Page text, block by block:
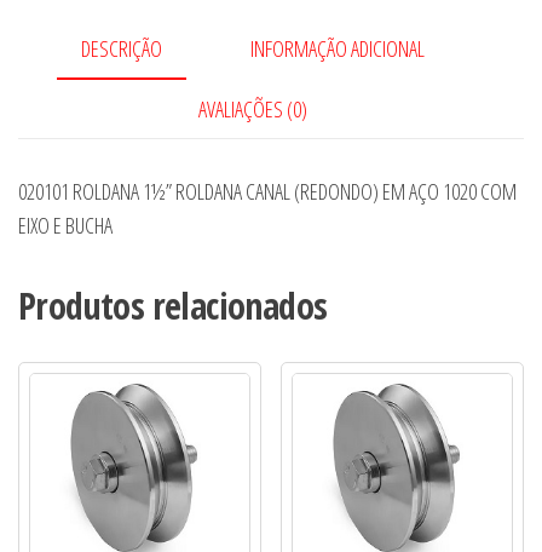
AÇO
1020
BUCHA
quantidade
DESCRIÇÃO INFORMAÇÃO ADICIONAL
AVALIAÇÕES (0)
020101 ROLDANA 1½” ROLDANA CANAL (REDONDO) EM AÇO 1020 COM
EIXO E BUCHA
Produtos relacionados